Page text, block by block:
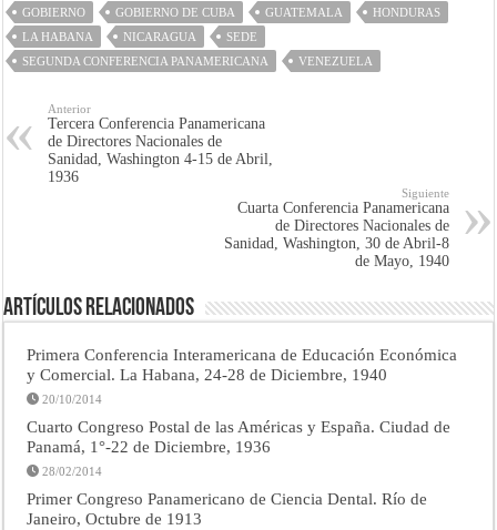
GOBIERNO
GOBIERNO DE CUBA GUATEMALA
HONDURAS
LA HABANA
NICARAGUA
SEDE
SEGUNDA CONFERENCIA PANAMERICANA
VENEZUELA
Anterior
Tercera Conferencia Panamericana
de Directores Nacionales de
Sanidad, Washington 4-15 de Abril,
1936
Siguiente
Cuarta Conferencia Panamericana
de Directores Nacionales de
Sanidad, Washington, 30 de Abril-8
de Mayo, 1940
Artículos Relacionados
Primera Conferencia Interamericana de Educación Económica
y Comercial. La Habana, 24-28 de Diciembre, 1940
20/10/2014
Cuarto Congreso Postal de las Américas y España. Ciudad de
Panamá, 1°-22 de Diciembre, 1936
28/02/2014
Primer Congreso Panamericano de Ciencia Dental. Río de
Janeiro, Octubre de 1913